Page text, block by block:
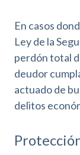
En casos
Ley de la
perdón total
deudor
actuado de
delitos